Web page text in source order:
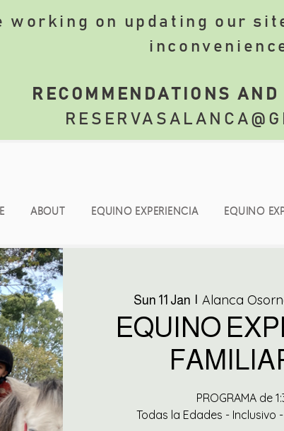
working on updating our
RECOMMENDATIONS AND
ABOUT EQUINO EXPERIENCIA EQUINO
Sun 11 Jan
  |
Alanca
EQUINO
PROGRAMA de
Todas la Edades - Inclusivo